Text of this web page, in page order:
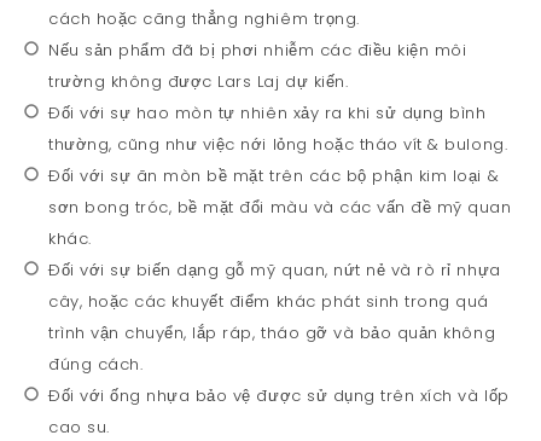
cách hoặc căng thẳng nghiêm trọng.
Nếu sản phẩm đã bị phơi nhiễm các điều kiện môi
trường không được Lars Laj dự kiến.
Đối với sự hao mòn tự nhiên xảy ra khi sử dụng bình
thường, cũng như việc nới lỏng hoặc tháo vít & bulong.
Đối với sự ăn mòn bề mặt trên các bộ phận kim loại &
sơn bong tróc, bề mặt đổi màu và các vấn đề mỹ quan
khác.
Đối với sự biến dạng gỗ mỹ quan, nứt nẻ và rò rỉ nhựa
cây, hoặc các khuyết điểm khác phát sinh trong quá
trình vận chuyển, lắp ráp, tháo gỡ và bảo quản không
đúng cách.
Đối với ống nhựa bảo vệ được sử dụng trên xích và lốp
cao su.